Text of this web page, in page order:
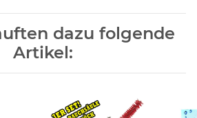
dazu folgende
Artikel: